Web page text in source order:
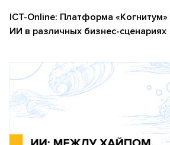
ICT-Online: Платформа
ИИ в различных бизнес-сценариях